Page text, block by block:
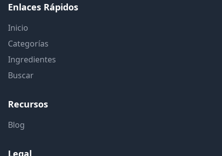
Enlaces Rápidos
Inicio
Categorías
Ingredientes
Buscar
Recursos
Blog
Legal